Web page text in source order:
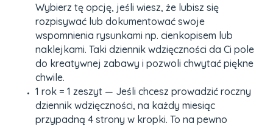
Wybierz tę opcję, jeśli wiesz, że lubisz się
rozpisywać lub dokumentować swoje
wspomnienia rysunkami np. cienkopisem lub
naklejkami. Taki dziennik wdzięczności da Ci pole
do kreatywnej zabawy i pozwoli chwytać piękne
chwile.
1 rok = 1 zeszyt — Jeśli chcesz prowadzić roczny
dziennik wdzięczności, na każdy miesiąc
przypadną 4 strony w kropki. To na pewno